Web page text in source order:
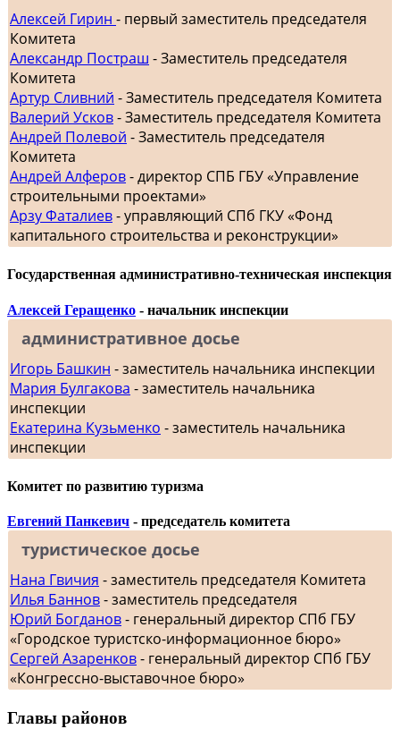
Алексей Гирин - первый заместитель председателя
Комитета
Александр Постраш - Заместитель председателя
Комитета
Артур Сливний - Заместитель председателя Комитета
Валерий Усков- Заместитель председателя Комитета
Андрей Полевой - Заместитель председателя
Комитета
Андрей Алферов- директор СПБ ГБУ «Управление
строительными проектами»
Арзу Фаталиев- управляющий СПб ГКУ «Фонд
капитального строительства и реконструкции»
Государственная административно-техническая инспекция
Алексей Геращенко - начальник инспекции
административное досье
Игорь Башкин - заместитель начальника инспекции
Мария Булгакова - заместитель начальника
инспекции
Екатерина Кузьменко - заместитель начальника
инспекции
Комитет по развитию туризма
Евгений Панкевич - председатель комитета
туристическое досье
Нана Гвичия - заместитель председателя Комитета
Илья Баннов- заместитель председателя
Юрий Богданов- генеральный директор СПб ГБУ
«Городское туристско-информационное бюро»
Сергей Азаренков- генеральный директор СПб ГБУ
«Конгрессно-выставочное бюро»
Главы районов